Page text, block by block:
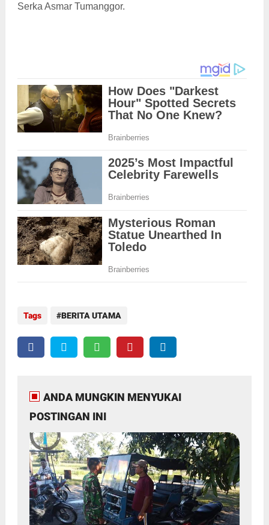
Serka Asmar Tumanggor.
Tags BERITA UTAMA
ANDA MUNGKIN MENYUKAI
POSTINGAN INI